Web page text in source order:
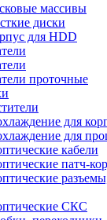
массивы
диски
для HDD
проточные
для
для
кабели
патч-
СКС